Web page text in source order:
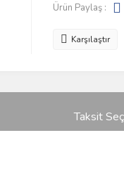
Ürün Paylaş :
Karşılaştır
Taksit